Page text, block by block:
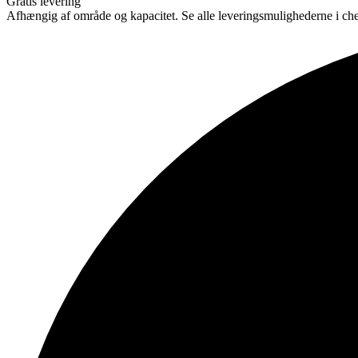
Afhængig af område og kapacitet. Se alle leveringsmulighederne i